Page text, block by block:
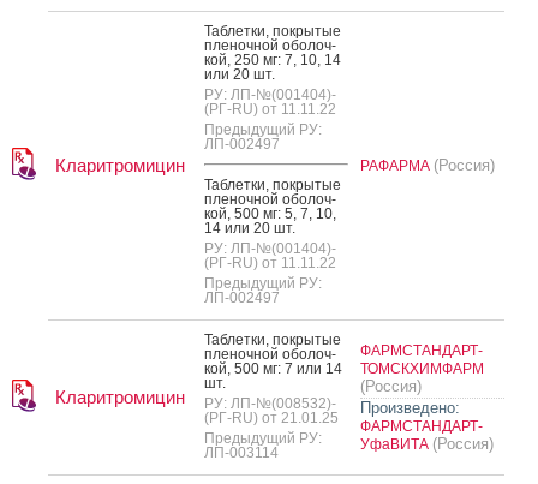
Кларитромицин
Таб­летки, пок­ры­тые
пле­ноч­ной обо­лоч­
кой, 250 мг: 7, 10, 14
или 20 шт.
РУ: ЛП-№(001404)-
(РГ-RU) от 11.11.22
Предыдущий РУ:
ЛП-002497
Таб­летки, пок­ры­тые
пле­ноч­ной обо­лоч­
кой, 500 мг: 5, 7, 10,
14 или 20 шт.
РУ: ЛП-№(001404)-
(РГ-RU) от 11.11.22
Предыдущий РУ:
ЛП-002497
РАФАРМА (Россия)
Кларитромицин
Таб­летки, пок­ры­тые
пле­ноч­ной обо­лоч­
кой, 500 мг: 7 или 14
шт.
РУ: ЛП-№(008532)-
(РГ-RU) от 21.01.25
Предыдущий РУ:
ЛП-003114
ФАРМСТАНДАРТ-
ТОМСКХИМФАРМ
(Россия)
Произведено:
ФАРМСТАНДАРТ-
УфаВИТА (Россия)